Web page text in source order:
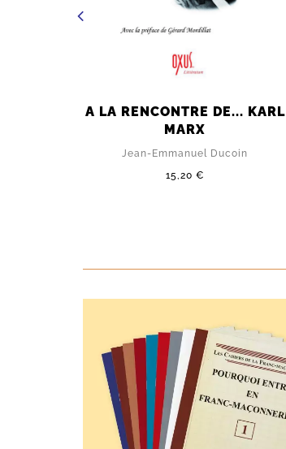
A LA RENCONTRE DE... KARL
MARX
Jean-Emmanuel Ducoin
15,20 €